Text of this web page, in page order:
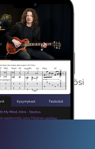
sisältömme käyttöösi